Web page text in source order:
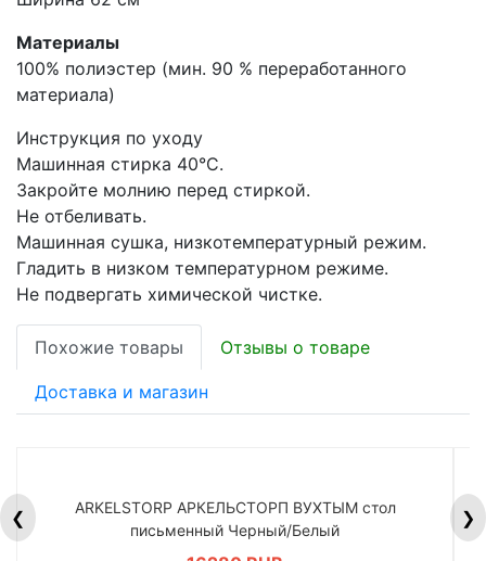
Материалы
100% полиэстер (мин. 90 % переработанного
материала)
Инструкция по уходу
Машинная стирка 40°С.
Закройте молнию перед стиркой.
Не отбеливать.
Машинная сушка, низкотемпературный режим.
Гладить в низком температурном режиме.
Не подвергать химической чистке.
Похожие товары Отзывы о товаре
Доставка и магазин
❮
ARKELSTORP АРКЕЛЬСТОРП ВУХТЫМ стол
письменный Черный/Белый
❯